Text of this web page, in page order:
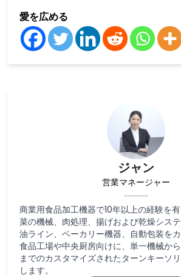
愛を広める
ジャン
営業マネージャー
商業用食品加工機器で10年以上の経験を
菜の機械、肉処理、揚げおよび乾燥シス
油ライン、ベーカリー機器、自動包装をカ
食品工場や中央厨房向けに、単一機械か
までのカスタマイズされたターンキーソ
します。